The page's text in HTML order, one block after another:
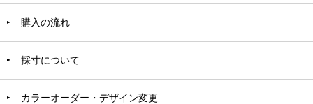
購入の流れ
採寸について
カラーオーダー・デザイン変更